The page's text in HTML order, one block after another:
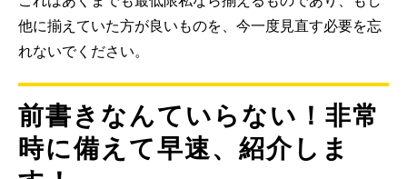
他に揃えていた方が良いものを、今一度見直す必要を忘
れないでください。
前書きなんていらない！非常
時に備えて早速、紹介しま